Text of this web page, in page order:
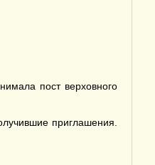
пост верховного
приглашения.